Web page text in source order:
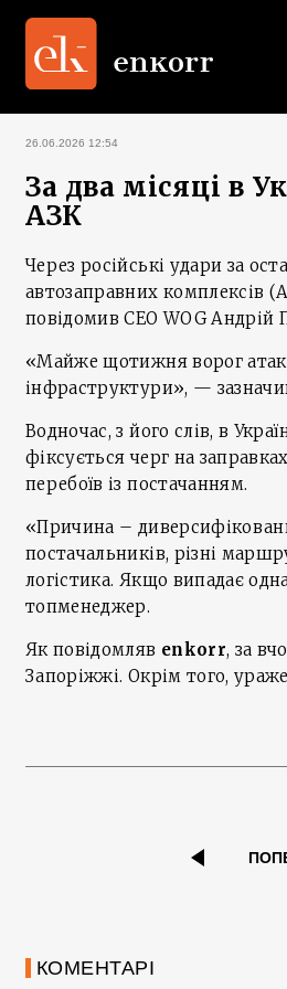
26.06.2026 12:54
За два місяці в
АЗК
Через російські удари за
автозаправних комплексів
повідомив CEO WOG Андрій
«Майже щотижня ворог
інфраструктури», —
Водночас, з його слів, в
фіксується черг на
перебоїв із постачанням.
«Причина –
постачальників, різні
логістика. Якщо випадає
топменеджер.
Як повідомляв enkorr, за
Запоріжжі. Окрім того,
КОМЕНТАРІ